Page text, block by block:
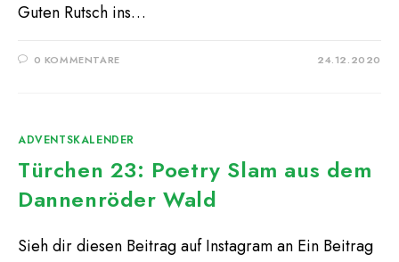
Guten Rutsch ins…
0 KOMMENTARE 24.12.2020
ADVENTSKALENDER
Türchen 23: Poetry Slam aus dem
Dannenröder Wald
Sieh dir diesen Beitrag auf Instagram an Ein Beitrag